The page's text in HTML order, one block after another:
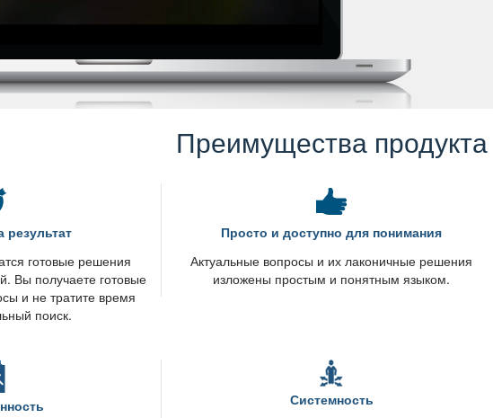
Преимущества продукта
результат
готовые решения
Вы получаете готовые
и не тратите время
поиск.
Просто и доступно для понимания
Актуальные вопросы и их лаконичные решения
изложены простым и понятным языком.
Системность